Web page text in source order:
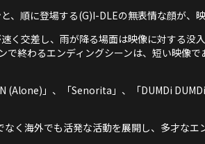
、順に登場する(G)I-DLEの無表情な顔が、
く交差し、雨が降る場面は映像に対する没
で終わるエンディングシーンは、短い映像
(Alone)」、「Senorita」、「DUMDi
く海外でも活発な活動を展開し、多才な